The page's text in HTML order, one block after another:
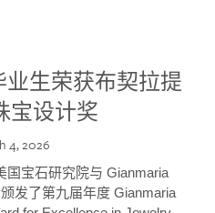
业生荣获布契拉提
宝设计奖
4, 2026
国宝石研究院与 Gianmaria
发了第九届年度 Gianmaria